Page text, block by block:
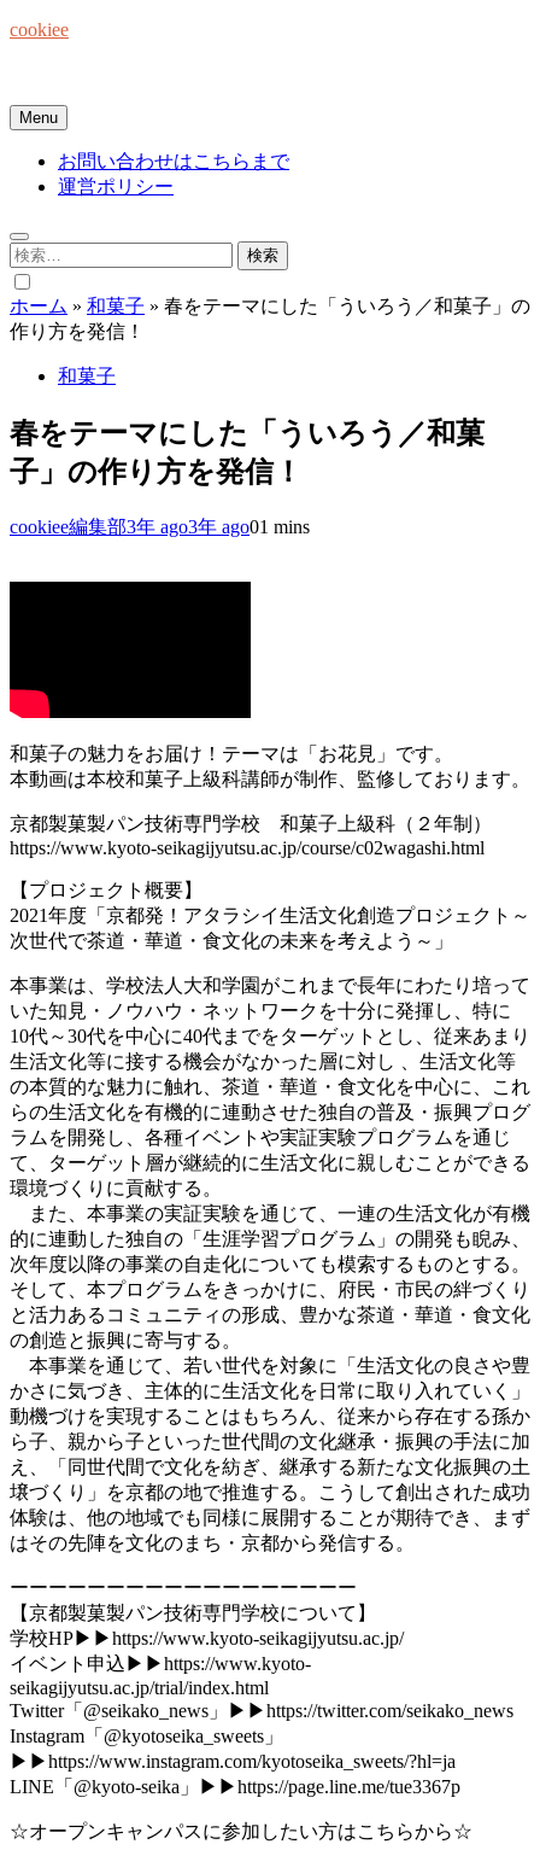
Skip
cookiee
Menu
お問い合わせはこちらまで
運営ポリシー
検
索:
ホーム » 和菓子 » 春をテーマにした「ういろう／和菓子」の
作り方を発信！
和菓子
春をテーマにした「ういろう／和菓
子」の作り方を発信！
cookiee編集部3年 ago3年 ago01 mins
和菓子の魅力をお届け！テーマは「お花見」です。
本動画は本校和菓子上級科講師が制作、監修しております。
京都製菓製パン技術専門学校 和菓子上級科（２年制）
https://www.kyoto-seikagijyutsu.ac.jp/course/c02wagashi.html
【プロジェクト概要】
2021年度「京都発！アタラシイ生活文化創造プロジェクト～
次世代で茶道・華道・食文化の未来を考えよう～」
本事業は、学校法人大和学園がこれまで長年にわたり培って
いた知見・ノウハウ・ネットワークを十分に発揮し、特に
10代～30代を中心に40代までをターゲットとし、従来あまり
生活文化等に接する機会がなかった層に対し 、生活文化等
の本質的な魅力に触れ、茶道・華道・食文化を中心に、これ
らの生活文化を有機的に連動させた独自の普及・振興プログ
ラムを開発し、各種イベントや実証実験プログラムを通じ
て、ターゲット層が継続的に生活文化に親しむことができる
環境づくりに貢献する。
また、本事業の実証実験を通じて、一連の生活文化が有機
的に連動した独自の「生涯学習プログラム」の開発も睨み、
次年度以降の事業の自走化についても模索するものとする。
そして、本プログラムをきっかけに、府民・市民の絆づくり
と活力あるコミュニティの形成、豊かな茶道・華道・食文化
の創造と振興に寄与する。
本事業を通じて、若い世代を対象に「生活文化の良さや豊
かさに気づき、主体的に生活文化を日常に取り入れていく」
動機づけを実現することはもちろん、従来から存在する孫か
ら子、親から子といった世代間の文化継承・振興の手法に加
え、「同世代間で文化を紡ぎ、継承する新たな文化振興の土
壌づくり」を京都の地で推進する。こうして創出された成功
体験は、他の地域でも同様に展開することが期待でき、まず
はその先陣を文化のまち・京都から発信する。
ーーーーーーーーーーーーーーーーーー
【京都製菓製パン技術専門学校について】
学校HP▶▶https://www.kyoto-seikagijyutsu.ac.jp/
イベント申込▶▶https://www.kyoto-
seikagijyutsu.ac.jp/trial/index.html
Twitter「@seikako_news」▶▶https://twitter.com/seikako_news
Instagram「@kyotoseika_sweets」
▶▶https://www.instagram.com/kyotoseika_sweets/?hl=ja
LINE「@kyoto-seika」▶▶https://page.line.me/tue3367p
☆オープンキャンパスに参加したい方はこちらから☆